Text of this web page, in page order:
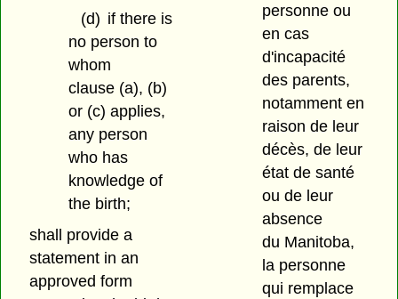
(d) if there is
no person to
whom
clause (a), (b)
or (c) applies,
any person
who has
knowledge of
the birth;
shall provide a
statement in an
approved form
personne ou
en cas
d'incapacité
des parents,
notamment en
raison de leur
décès, de leur
état de santé
ou de leur
absence
du Manitoba,
la personne
qui remplace